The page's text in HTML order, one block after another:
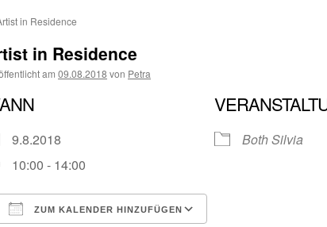
in Residence
in Residence
am 09.08.2018 von Petra
9.8.2018
10:00 - 14:00
ZUM KALENDER HINZUFÜGEN
Both Silvia